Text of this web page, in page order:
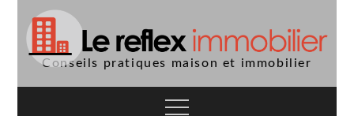
content
Conseils pratiques maison et immobilier